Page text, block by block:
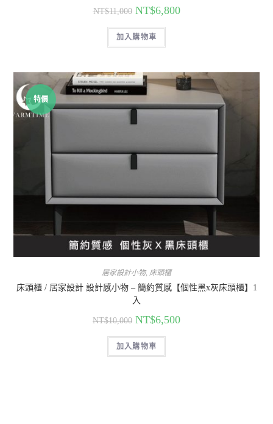
NT$11,000 NT$6,800
加入購物車
特價
居家設計小物, 床頭櫃
床頭櫃 / 居家設計 設計感小物 – 簡約質感【個性黑x灰床頭櫃】1
入
NT$10,000 NT$6,500
加入購物車